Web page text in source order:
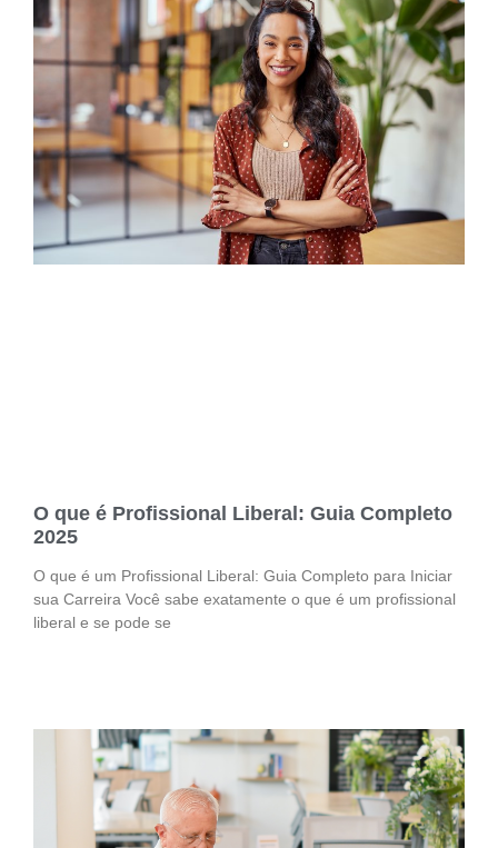
O que é Profissional Liberal: Guia Completo
2025
O que é um Profissional Liberal: Guia Completo para Iniciar
sua Carreira Você sabe exatamente o que é um profissional
liberal e se pode se